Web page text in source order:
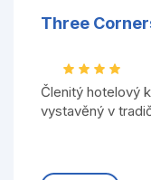
Three
Členitý hotelový
vystavěný v